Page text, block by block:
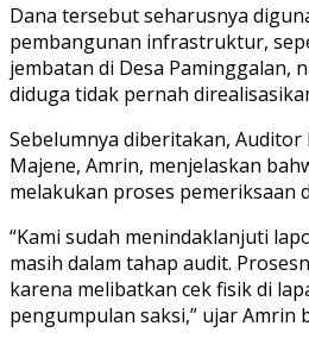
Dana tersebut seharusnya
pembangunan infrastruktur,
jembatan di Desa Paminggalan,
diduga tidak pernah
Sebelumnya diberitakan,
Majene, Amrin, menjelaskan
melakukan proses pemeriksaan
“Kami sudah menindaklanjuti
masih dalam tahap audit.
karena melibatkan cek fisik di
pengumpulan saksi,” ujar Amrin